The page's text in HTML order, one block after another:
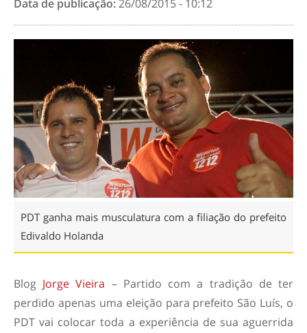
Data de publicação:26/08/2015 - 10:12
PDT ganha mais musculatura com a filiação do prefeito
Edivaldo Holanda
Blog Jorge Vieira – Partido com a tradição de ter
perdido apenas uma eleição para prefeito São Luís, o
PDT vai colocar toda a experiência de sua aguerrida